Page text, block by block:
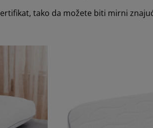
certifikat, tako da možete biti mirni